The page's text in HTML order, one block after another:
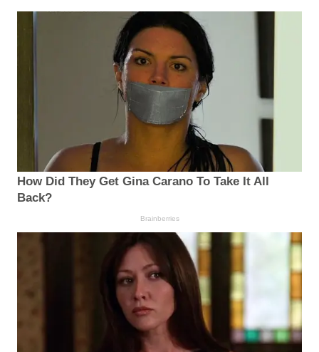
How Did They Get Gina Carano To Take It All
Back?
Brainberries